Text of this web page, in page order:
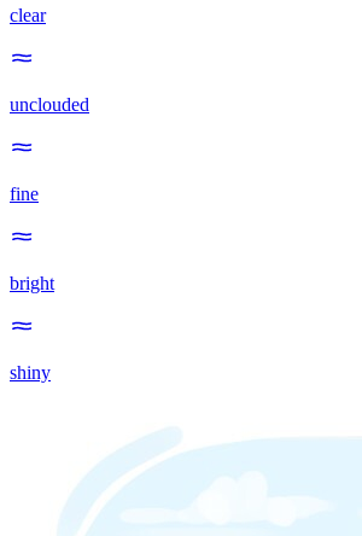
clear
unclouded
fine
bright
shiny